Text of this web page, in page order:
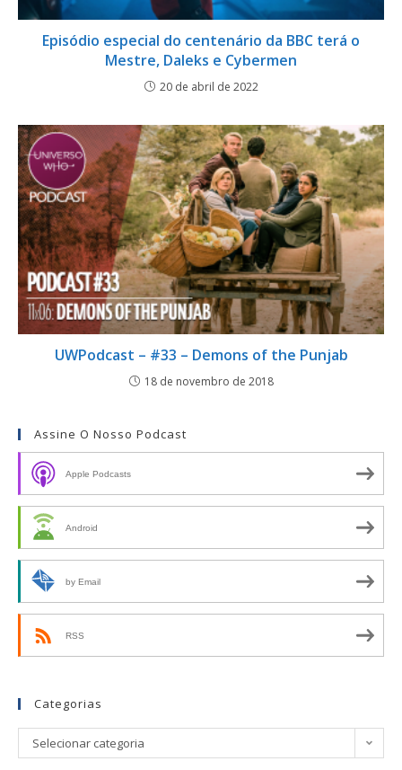
Episódio especial do centenário da BBC terá o
Mestre, Daleks e Cybermen
20 de abril de 2022
UWPodcast – #33 – Demons of the Punjab
18 de novembro de 2018
Assine O Nosso Podcast
Apple Podcasts
Android
by Email
RSS
Categorias
Selecionar categoria